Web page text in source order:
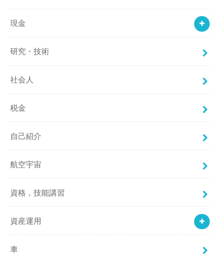
現金
研究・技術
社会人
税金
自己紹介
航空宇宙
資格，技能講習
資産運用
車